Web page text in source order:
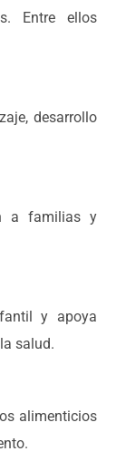
Entre ellos
desarrollo
a familias y
y apoya
salud.
alimenticios